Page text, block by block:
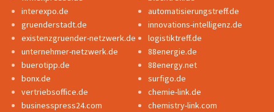
interexpo.de
gruenderstadt.de
existenzgruender-netzwerk.de
unternehmer-netzwerk.de
buerotipp.de
bonx.de
vertriebsoffice.de
businesspress24.com
automatisierungstreff.de
innovations-intelligenz.de
logistiktreff.de
88energie.de
88energy.net
surfigo.de
chemie-link.de
chemistry-link.com